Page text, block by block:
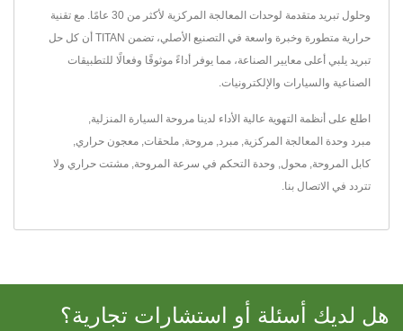
وحلول تبريد متقدمة لوحدات المعالجة المركزية لأكثر من 30 عامًا. مع تقنية
حرارية متطورة وخبرة واسعة في التصنيع الأصلي، تضمن TITAN أن كل حل
تبريد يلبي أعلى معايير الصناعة، مما يوفر أداءً موثوقًا وفعالًا للتطبيقات
الصناعية والسيارات والإلكترونيات.
اطلع على أنظمة التهوية عالية الأداء لدينا مروحة السيارة المنزلية
مبرد وحدة المعالجة المركزية مبرد مروحة ملحقات معجون حراري
كابل المروحة محول وحدة التحكم في سرعة المروحة مشتت حراري ولا
تتردد في الاتصال بنا
هل لديك أسئلة أو استشارات تجارية؟